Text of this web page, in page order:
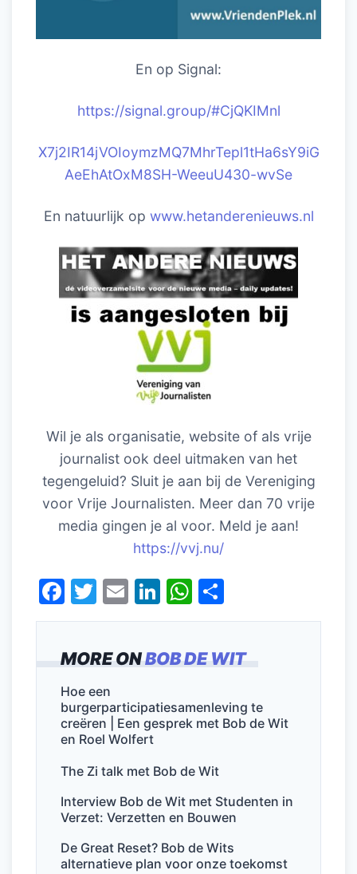
MORE ONBOB DE WIT
Hoe een
burgerparticipatiesamenleving te
creëren | Een gesprek met Bob de Wit
en Roel Wolfert
The Zi talk met Bob de Wit
Interview Bob de Wit met Studenten in
Verzet: Verzetten en Bouwen
De Great Reset? Bob de Wits
alternatieve plan voor onze toekomst
En op Signal:
https://signal.group/#CjQKIMnl
X7j2IR14jVOIoymzMQ7MhrTepl1tHa6sY9iG
AeEhAtOxM8SH-WeeuU430-wvSe
En natuurlijk op www.hetanderenieuws.nl
Wil je als organisatie, website of als vrije
journalist ook deel uitmaken van het
tegengeluid? Sluit je aan bij de Vereniging
voor Vrije Journalisten. Meer dan 70 vrije
media gingen je al voor. Meld je aan!
https://vvj.nu/
F
a
e
b
o
o
k
T
w
er
E
m
l
Li
n
e
n
W
h
s
p
el
n